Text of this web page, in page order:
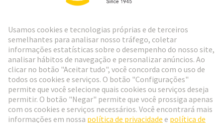
Social Media